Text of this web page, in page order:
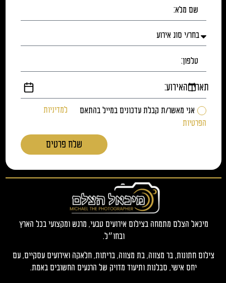
תאריך האירוע:
אני מאשר/ת קבלת עדכונים במייל בהתאם
למדיניות
הפרטיות
שלח פרטים
מיכאל הצלם מתמחה בצילום אירועים טבעי, מרגש ומקצועי בכל הארץ
ובחו״ל.
צילום חתונות, בר מצווה, בת מצווה, בריתות, חלאקה ואירועים עסקיים, עם
יחס אישי, סבלנות ותיעוד מדויק של הרגעים החשובים באמת.